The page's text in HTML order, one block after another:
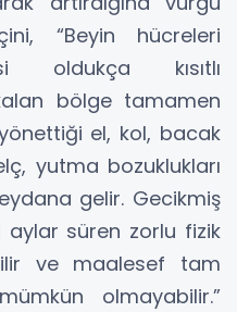
“Beyin hücreleri
oldukça kısıtlı
bölge tamamen
el, kol, bacak
yutma bozuklukları
gelir. Gecikmiş
süren zorlu fizik
ve maalesef tam
olmayabilir.”